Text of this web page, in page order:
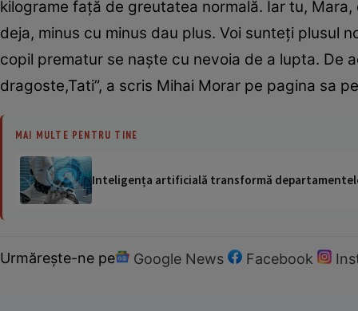
kilograme față de greutatea normală. Iar tu,
deja, minus cu minus dau plus. Voi sunteți plusul
copil prematur se naște cu nevoia de a lupta. De
dragoste,Tati”, a scris Mihai Morar pe pagina sa
MAI MULTE PENTRU TINE
Inteligența artificială transformă
Urmărește-ne pe Google News Facebook